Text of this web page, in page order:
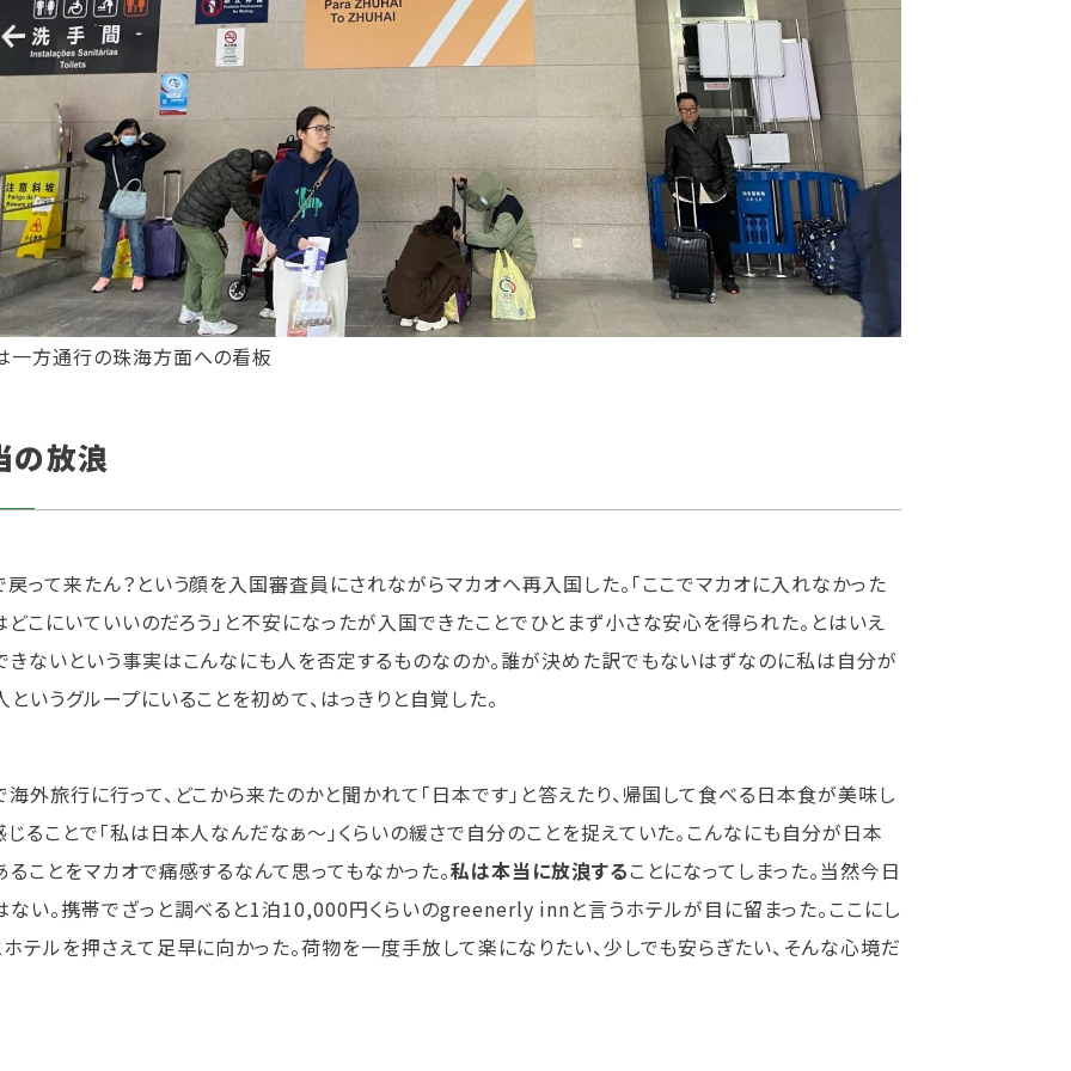
一方通行の珠海方面への看板
の放浪
戻って来たん？という顔を入国審査員にされながらマカオへ再入国した。「ここでマカオに入れなかった
どこにいていいのだろう」と不安になったが入国できたことでひとまず小さな安心を得られた。とはいえ
きないという事実はこんなにも人を否定するものなのか。誰が決めた訳でもないはずなのに私は自分が
いうグループにいることを初めて、はっきりと自覚した。
海外旅行に行って、どこから来たのかと聞かれて「日本です」と答えたり、帰国して食べる日本食が美味し
じることで「私は日本人なんだなぁ〜」くらいの緩さで自分のことを捉えていた。こんなにも自分が日本
ることをマカオで痛感するなんて思ってもなかった。私は本当に放浪することになってしまった。当然今日
ない。携帯でざっと調べると1泊10,000円くらいのgreenerly innと言うホテルが目に留まった。ここにし
ホテルを押さえて足早に向かった。荷物を一度手放して楽になりたい、少しでも安らぎたい、そんな心境だ